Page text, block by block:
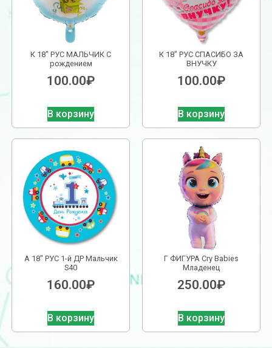
К 18″ РУС МАЛЬЧИК С
рождением
100.00₽
В корзину
К 18″ РУС СПАСИБО ЗА
ВНУЧКУ
100.00₽
В корзину
А 18″ РУС 1-й ДР Мальчик
S40
160.00₽
В корзину
Г ФИГУРА Cry Babies
Младенец
250.00₽
В корзину